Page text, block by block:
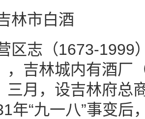
林市白酒
区志（1673-1999
，吉林城内有酒厂
三月，设吉林府总
年“九一八”事变